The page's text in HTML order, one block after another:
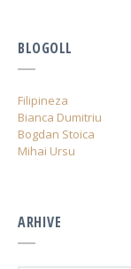
BLOGOLL
Filipineza
Bianca Dumitriu
Bogdan Stoica
Mihai Ursu
ARHIVE